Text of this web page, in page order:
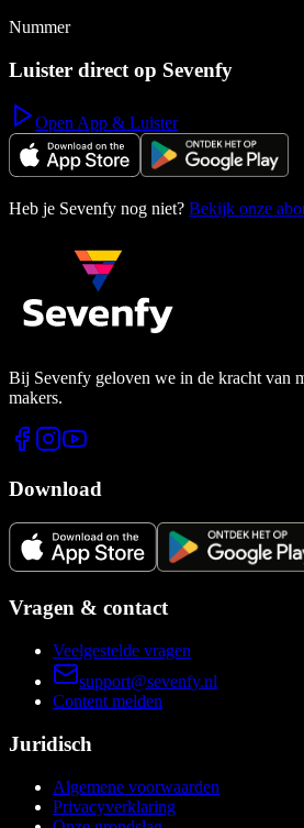
Nummer
Luister direct op Sevenfy
Open App & Luister
Heb je Sevenfy nog niet? Bekijk onze
Bij Sevenfy geloven we in de kracht van
makers.
Download
Vragen & contact
Veelgestelde vragen
support@sevenfy.nl
Content melden
Juridisch
Algemene voorwaarden
Privacyverklaring